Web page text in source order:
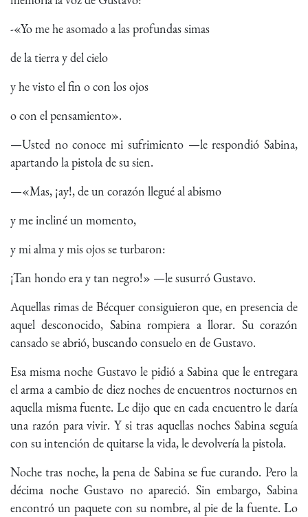
-«Yo me he asomado a las profundas simas
de la tierra y del cielo
y he visto el fin o con los ojos
o con el pensamiento».
—Usted no conoce mi sufrimiento —le respondió Sabina,
apartando la pistola de su sien.
—«Mas, ¡ay!, de un corazón llegué al abismo
y me incliné un momento,
y mi alma y mis ojos se turbaron:
¡Tan hondo era y tan negro!» —le susurró Gustavo.
Aquellas rimas de Bécquer consiguieron que, en presencia de
aquel desconocido, Sabina rompiera a llorar. Su corazón
cansado se abrió, buscando consuelo en de Gustavo.
Esa misma noche Gustavo le pidió a Sabina que le entregara
el arma a cambio de diez noches de encuentros nocturnos en
aquella misma fuente. Le dijo que en cada encuentro le daría
una razón para vivir. Y si tras aquellas noches Sabina seguía
con su intención de quitarse la vida, le devolvería la pistola.
Noche tras noche, la pena de Sabina se fue curando. Pero la
décima noche Gustavo no apareció. Sin embargo, Sabina
encontró un paquete con su nombre, al pie de la fuente. Lo